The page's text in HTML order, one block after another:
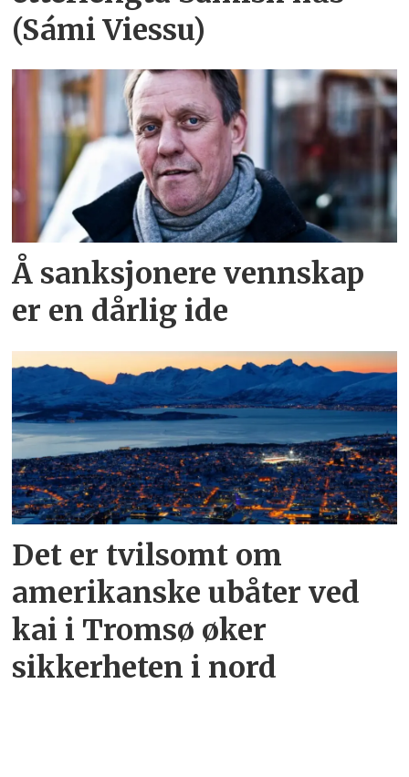
(Sámi Viessu)
Å sanksjonere vennskap
er en dårlig ide
Det er tvilsomt om
amerikanske ubåter ved
kai i Tromsø øker
sikkerheten i nord